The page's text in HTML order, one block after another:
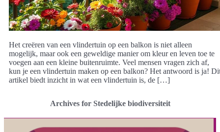
Het creëren van een vlindertuin op een balkon is niet alleen
mogelijk, maar ook een geweldige manier om kleur en leven toe te
voegen aan een kleine buitenruimte. Veel mensen vragen zich af,
kun je een vlindertuin maken op een balkon? Het antwoord is ja!
artikel biedt inzicht in wat een vlindertuin is, de […]
Archives for Stedelijke biodiversiteit